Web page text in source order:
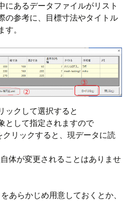
にあるデータファイルがリスト
の参考に、目標寸法やタイトル
。
クして選択すると
として指定されますので
リックすると、現データに読
体が変更されることはありませ
あらかじめ用意しておくとか、